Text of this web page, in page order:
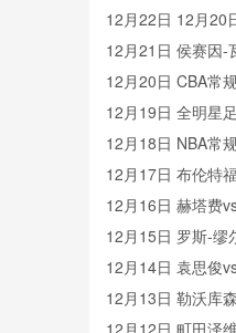
12月22日 12月20
像
12月21日 侯赛因-
12月20日 CBA常
12月19日 全明星
12月18日 NBA常
12月17日 布伦特
12月16日 赫塔费
12月15日 罗斯-缪
12月14日 袁思俊
12月13日 勒沃库
12月12日 町田泽